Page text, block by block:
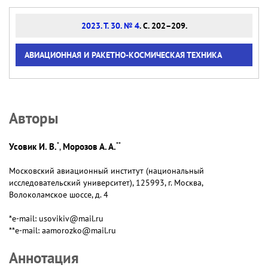
2023. Т. 30. № 4. С. 202–209.
АВИАЦИОННАЯ И РАКЕТНО-КОСМИЧЕСКАЯ ТЕХНИКА
Авторы
Усовик И. В.*,Морозов А. А.**
Московский авиационный институт (национальный
исследовательский университет), 125993, г. Москва,
Волоколамское шоссе, д. 4
*e-mail: usovikiv@mail.ru
**e-mail: aamorozko@mail.ru
Аннотация